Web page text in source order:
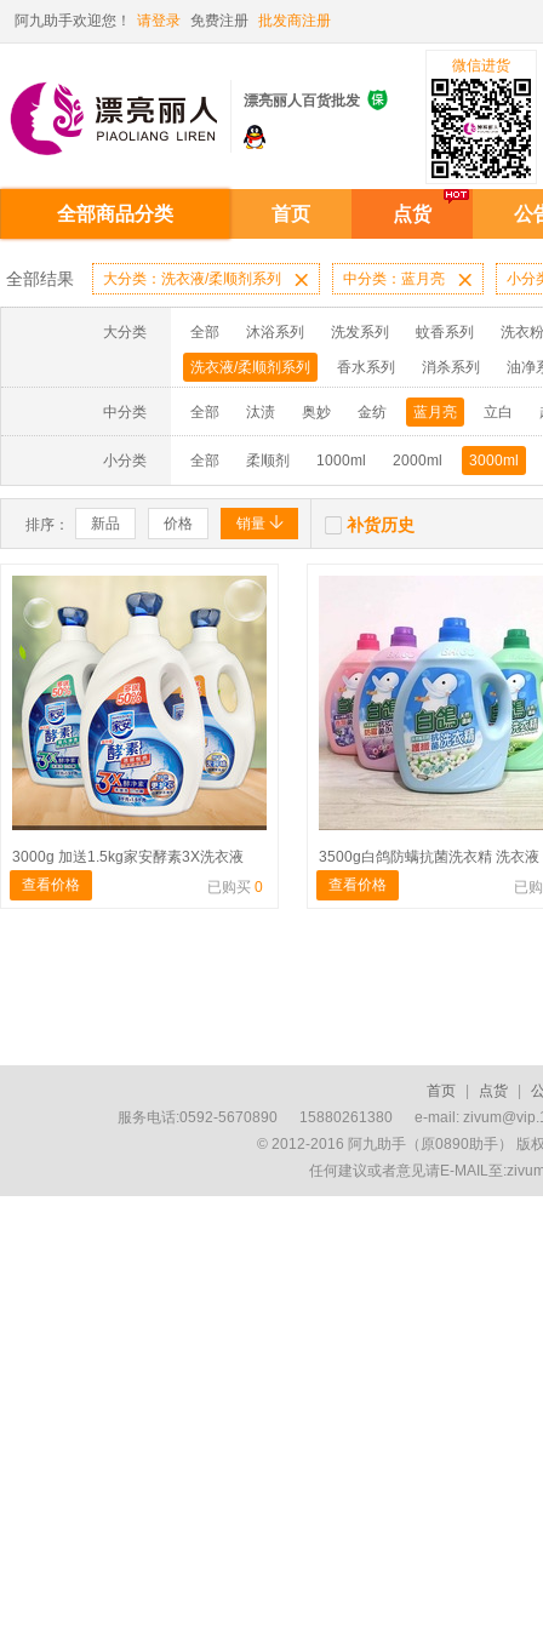
阿九助手欢迎您！ 请登录 免费注册 批发商注册
漂亮丽人百货批发 
微信进货
全部商品分类 首页 点货 公
全部结果 大分类：洗衣液/柔顺剂系列  中分类：蓝月亮  小分
大分类 全部 沐浴系列 洗发系列 蚊香系列 洗衣
洗衣液/柔顺剂系列 香水系列 消杀系列 油净
啫喱膏/水系列 厨房油污系列 玻璃/地板/清洁系
牙膏系列 牙刷系列 固发定型系列 染发系列
洗洁精系列 雨伞系列家用帆布洗洁
中分类 全部 汰渍 奥妙 金纺 蓝月亮 立白
小分类 全部 柔顺剂 1000ml 2000ml 3000ml
排序： 新品 价格 销量   补货历史
3000g 加送1.5kg家安酵素3X洗衣液
查看价格
已购买 0
3500g白鸽防螨抗菌洗衣精 洗衣液
查看价格
已
首页 点货
服务电话:0592-5670890 15880261380 e-mail:
© 2012-2016 阿九助手（原0890助手） 版
任何建议或者意见请E-MAIL至